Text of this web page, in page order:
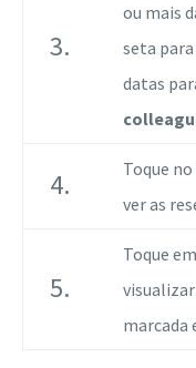
3.
ou mais
seta
datas
4. Toque
ver as
5.
Toque em
visualizar
marcada